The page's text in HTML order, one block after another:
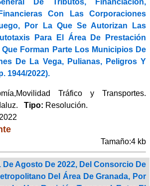
Con Las Corporaciones
Por La Que Se Autorizan Las
Para El Área De Prestación
Forman Parte Los Municipios De
De La Vega, Pulianas, Peligros Y
1944/2022).
Tráfico y Transportes.
Tipo: Resolución.
Tamaño:4 kb
De Agosto De 2022, Del Consorcio De
Del Área De Granada, Por